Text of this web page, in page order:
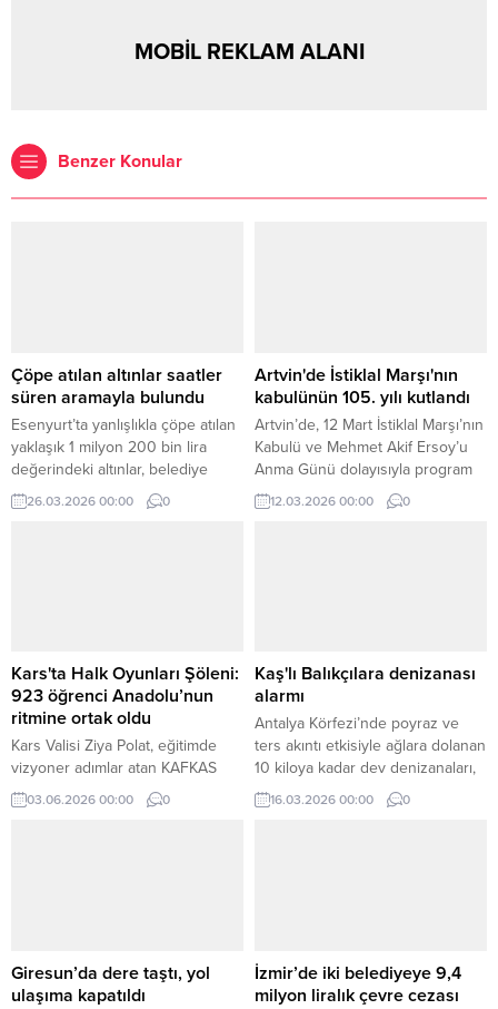
MOBİL REKLAM ALANI
Benzer Konular
Çöpe atılan altınlar saatler
süren aramayla bulundu
Esenyurt’ta yanlışlıkla çöpe atılan
yaklaşık 1 milyon 200 bin lira
değerindeki altınlar, belediye
ekiplerinin atık tesisinde yaptığı
detaylı arama sonucu bulunarak
26.03.2026 00:00 0
Artvin'de İstiklal Marşı'nın
kabulünün 105. yılı kutlandı
Artvin’de, 12 Mart İstiklal Marşı’nın
Kabulü ve Mehmet Akif Ersoy’u
Anma Günü dolayısıyla program
düzenlendi.
12.03.2026 00:00 0
Kars'ta Halk Oyunları Şöleni:
923 öğrenci Anadolu’nun
ritmine ortak oldu
Kars Valisi Ziya Polat, eğitimde
vizyoner adımlar atan KAFKAS
projesinin bir parçası olan
“Anadolu’nun Ritmi Projesi”
03.06.2026 00:00 0
Kaş'lı Balıkçılara denizanası
alarmı
Antalya Körfezi’nde poyraz ve
ters akıntı etkisiyle ağlara dolanan
10 kiloya kadar dev denizanaları,
balıkçılara zor anlar yaşatıyor.
Uzmanlar, çocukların temastan
16.03.2026 00:00 0
Giresun’da dere taştı, yol
ulaşıma kapatıldı
İzmir’de iki belediyeye 9,4
milyon liralık çevre cezası